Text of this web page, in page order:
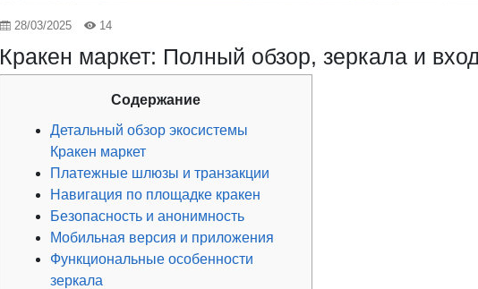
28/03/2025 14
Кракен маркет: Полный обзор, зеркала и
Содержание
Детальный обзор экосистемы
Кракен маркет
Платежные шлюзы и транзакции
Навигация по площадке кракен
Безопасность и анонимность
Мобильная версия и приложения
Функциональные особенности
зеркала